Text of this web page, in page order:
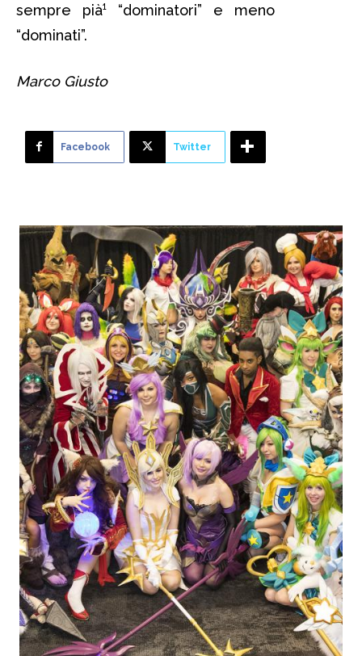
sempre pià¹ “dominatori” e meno
“dominati”.
Marco Giusto
Facebook Twitter